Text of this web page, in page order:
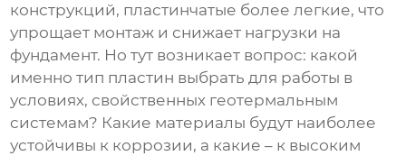
конструкций, пластинчатые более легкие, что
упрощает монтаж и снижает нагрузки на
фундамент. Но тут возникает вопрос: какой
именно тип пластин выбрать для работы в
условиях, свойственных геотермальным
системам? Какие материалы будут наиболее
устойчивы к коррозии, а какие – к высоким